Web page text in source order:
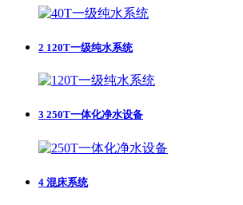
2 120T一级纯水系统
3 250T一体化净水设备
4 混床系统